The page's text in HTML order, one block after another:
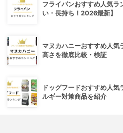
フライパンおすすめ人気
い・長持ち！2026最新】
マヌカハニーおすすめ人
高さを徹底比較・検証
ドッグフードおすすめ人
ルギー対策商品を紹介